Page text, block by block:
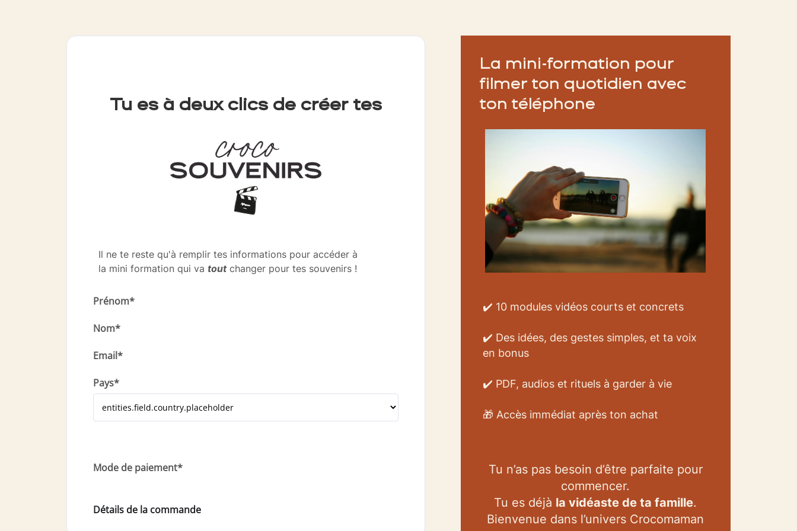
Tu es à deux clics de créer tes
Il ne te reste qu'à remplir tes informations pour accéder à
la mini formation qui va toutchanger pour tes souvenirs !
Prénom*
Nom*
Email*
Pays*
Mode de paiement*
Détails de la commande
La mini-formation pour
filmer ton quotidien avec
ton téléphone
✔️ 10 modules vidéos courts et concrets
✔️ Des idées, des gestes simples, et ta voix
en bonus
✔️ PDF, audios et rituels à garder à vie
🎁 Accès immédiat après ton achat
Tu n’as pas besoin d’être parfaite pour
commencer.
Tu es déjà la vidéaste de ta famille.
Bienvenue dans l’univers Crocomaman